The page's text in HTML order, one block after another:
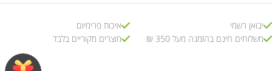
יבואן רשמי
משלוחים חינם בהזמנה מעל 350 ₪
איכות פרימיום
מוצרים מקוריים בלבד